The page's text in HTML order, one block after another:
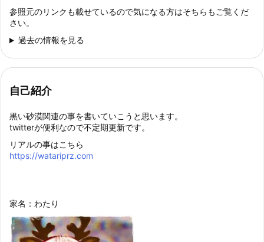
参照元のリンクも載せているので気になる方はそちらもご覧くだ
さい。
過去の情報を見る
自己紹介
黒い砂漠関連の事を書いていこうと思います。
twitterが便利なので不定期更新です。
リアルの事はこちら
https://watariprz.com
家名：わたり